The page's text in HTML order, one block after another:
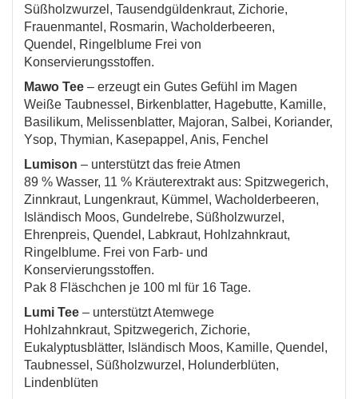
Süßholzwurzel, Tausendgüldenkraut, Zichorie,
Frauenmantel, Rosmarin, Wacholderbeeren,
Quendel, Ringelblume Frei von
Konservierungsstoffen.
Mawo Tee – erzeugt ein Gutes Gefühl im Magen
Weiße Taubnessel, Birkenblatter, Hagebutte, Kamille,
Basilikum, Melissenblatter, Majoran, Salbei, Koriander,
Ysop, Thymian, Kasepappel, Anis, Fenchel
Lumison – unterstützt das freie Atmen
89 % Wasser, 11 % Kräuterextrakt aus: Spitzwegerich,
Zinnkraut, Lungenkraut, Kümmel, Wacholderbeeren,
Isländisch Moos, Gundelrebe, Süßholzwurzel,
Ehrenpreis, Quendel, Labkraut, Hohlzahnkraut,
Ringelblume. Frei von Farb- und
Konservierungsstoffen.
Pak 8 Fläschchen je 100 ml für 16 Tage.
Lumi Tee – unterstützt Atemwege
Hohlzahnkraut, Spitzwegerich, Zichorie,
Eukalyptusblätter, Isländisch Moos, Kamille, Quendel,
Taubnessel, Süßholzwurzel, Holunderblüten,
Lindenblüten